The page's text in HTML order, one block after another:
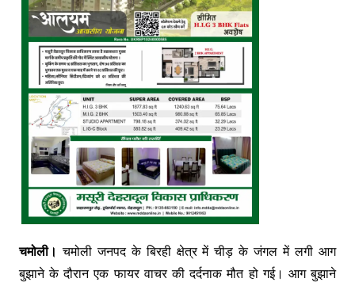
चमोली। चमोली जनपद के बिरही क्षेत्र में चीड़ के जंगल में लगी आग
बुझाने के दौरान एक फायर वाचर की दर्दनाक मौत हो गई। आग बुझाने